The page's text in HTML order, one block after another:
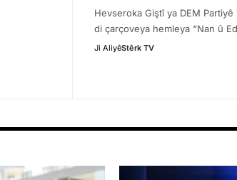
Hevseroka Giştî ya DEM Partiyê
di çarçoveya hemleya “Nan û
Ji AliyêStêrk TV